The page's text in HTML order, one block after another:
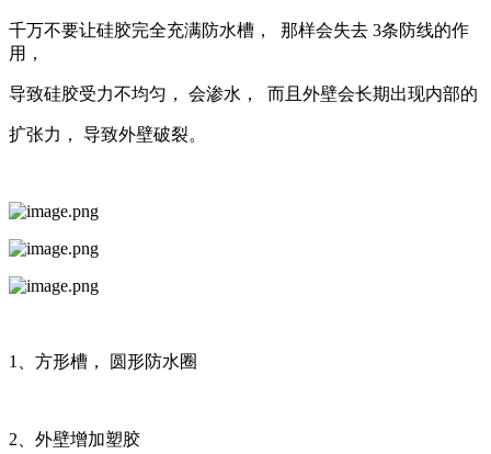
千万不要让硅胶完全充满防水槽， 那样会失去 3条防线的作
用，
导致硅胶受力不均匀， 会渗水， 而且外壁会长期出现内部的
扩张力， 导致外壁破裂。
1、方形槽， 圆形防水圈
2、外壁增加塑胶